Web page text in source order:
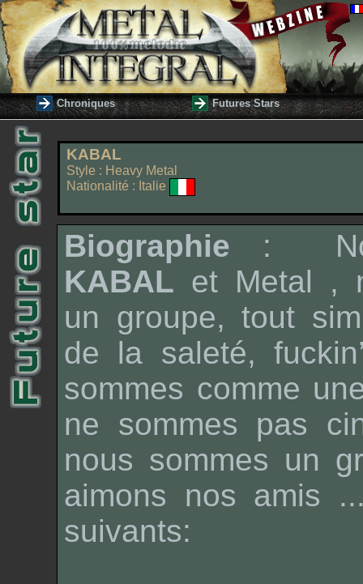
Chroniques Futures Stars
KABAL
Style : Heavy Metal
Nationalité : Italie
Biographie :
KABAL et Metal ,
un groupe, tout
de la saleté,
sommes comme
ne sommes pas
nous sommes un
aimons nos amis
suivants: